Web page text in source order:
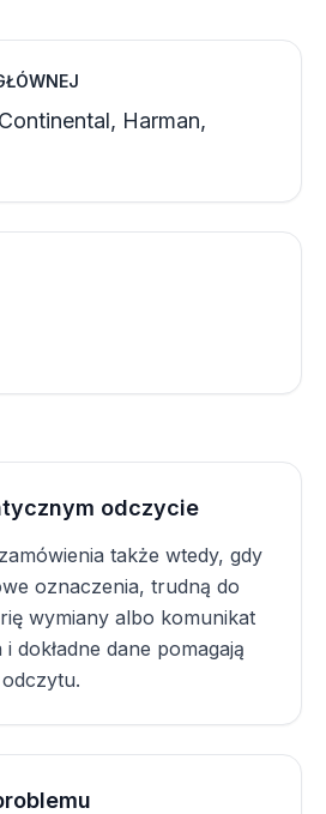
Harman,
odczycie
także wtedy, gdy
oznaczenia, trudną do
wymiany albo komunikat
dokładne dane pomagają